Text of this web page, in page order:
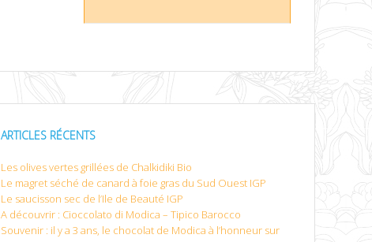
ARTICLES RÉCENTS
Les olives vertes grillées de Chalkidiki Bio
Le magret séché de canard à foie gras du Sud Ouest IGP
Le saucisson sec de l’Ile de Beauté IGP
A découvrir : Cioccolato di Modica – Tipico Barocco
Souvenir : il y a 3 ans, le chocolat de Modica à l’honneur sur